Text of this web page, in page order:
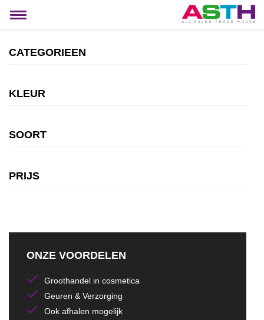
Toggle
CATEGORIEEN
KLEUR
SOORT
PRIJS
ONZE VOORDELEN
Groothandel in cosmetica
Geuren & Verzorging
Ook afhalen mogelijk